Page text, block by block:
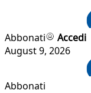
Abbonati
Accedi
August 9, 2026
Abbonati